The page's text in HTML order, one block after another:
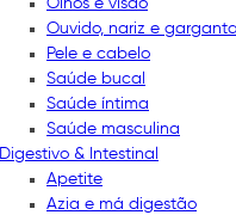
Olhos e visão
Ouvido, nariz e garganta
Pele e cabelo
Saúde bucal
Saúde íntima
Saúde masculina
Digestivo & Intestinal
Apetite
Azia e má digestão